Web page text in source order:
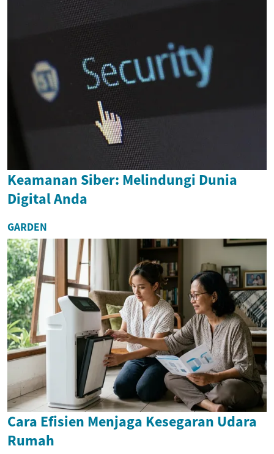
Keamanan Siber: Melindungi Dunia
Digital Anda
GARDEN
Cara Efisien Menjaga Kesegaran Udara
Rumah